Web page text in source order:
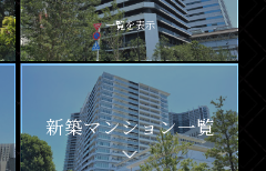
一覧を表示
新築マンション一覧